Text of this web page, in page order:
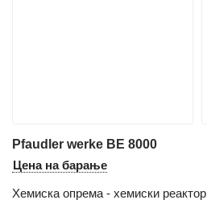
Pfaudler werke BE 8000
Цена на барање
Хемиска опрема - хемиски реактор